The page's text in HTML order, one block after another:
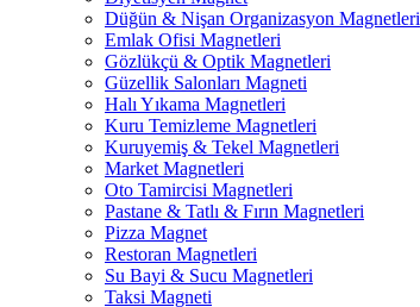
Düğün & Nişan Organizasyon Magnetleri
Emlak Ofisi Magnetleri
Gözlükçü & Optik Magnetleri
Güzellik Salonları Magneti
Halı Yıkama Magnetleri
Kuru Temizleme Magnetleri
Kuruyemiş & Tekel Magnetleri
Market Magnetleri
Oto Tamircisi Magnetleri
Pastane & Tatlı & Fırın Magnetleri
Pizza Magnet
Restoran Magnetleri
Su Bayi & Sucu Magnetleri
Taksi Magneti